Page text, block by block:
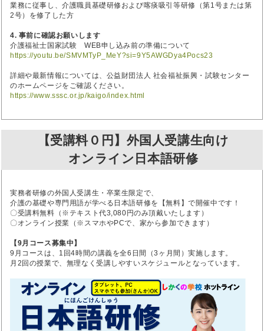
業務に従事し、介護職員基礎研修および喀痰吸引等研修（第1号または第
2号）を修了した方
4. 事前に確認お願いします
介護福祉士国家試験 WEB申し込み前の準備について
https://youtu.be/SMVMTyP_MeY?si=9Y5AWGDya4Pocs23
詳細や最新情報については、公益財団法人 社会福祉振興・試験センター
のホームページをご確認ください。
https://www.sssc.or.jp/kaigo/index.html
【受講料０円】外国人受講生向け
オンライン日本語研修
実務者研修の外国人受講生・卒業生限定で、
介護の基礎や専門用語が学べる日本語研修を【無料】で開催中です！
〇受講料無料（※テキスト代3,080円のみ頂戴いたします）
〇オンライン授業（※スマホやPCで、家から参加できます）
【9月コース募集中】
9月コースは、1回4時間の講義を全6日間（3ヶ月間）実施します。
月2回の授業で、無理なく受講しやすいスケジュールとなっています。